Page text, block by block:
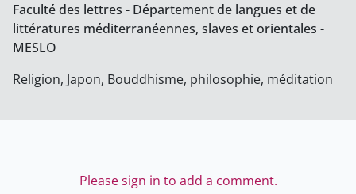
Faculté des lettres - Département de langues et de
littératures méditerranéennes, slaves et orientales -
MESLO
Religion, Japon, Bouddhisme, philosophie, méditation
Please sign in to add a comment.